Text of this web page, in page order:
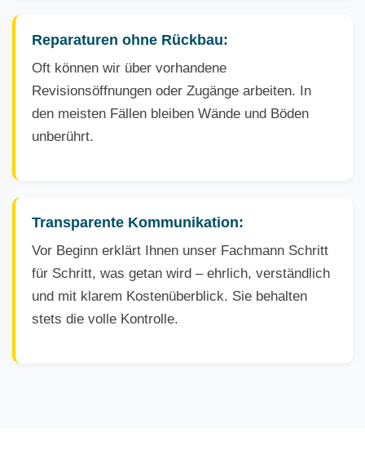
Reparaturen ohne Rückbau:
Oft können wir über vorhandene
Revisionsöffnungen oder Zugänge arbeiten. In
den meisten Fällen bleiben Wände und Böden
unberührt.
Transparente Kommunikation:
Vor Beginn erklärt Ihnen unser Fachmann Schritt
für Schritt, was getan wird – ehrlich, verständlich
und mit klarem Kostenüberblick. Sie behalten
stets die volle Kontrolle.